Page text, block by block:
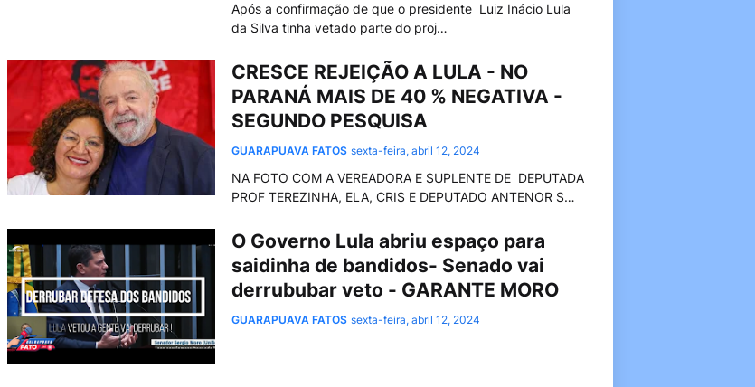
Após a confirmação de que o presidente Luiz Inácio Lula
da Silva tinha vetado parte do proj…
CRESCE REJEIÇÃO A LULA - NO
PARANÁ MAIS DE 40 % NEGATIVA -
SEGUNDO PESQUISA
GUARAPUAVA FATOS sexta-feira, abril 12, 2024
NA FOTO COM A VEREADORA E SUPLENTE DE DEPUTADA
PROF TEREZINHA, ELA, CRIS E DEPUTADO ANTENOR S…
O Governo Lula abriu espaço para
saidinha de bandidos- Senado vai
derrububar veto - GARANTE MORO
GUARAPUAVA FATOS sexta-feira, abril 12, 2024